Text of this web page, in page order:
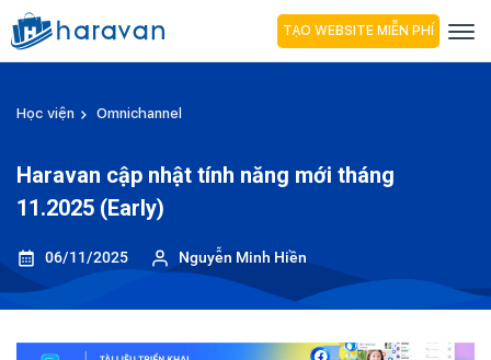
TẠO WEBSITE MIỄN PHÍ
Học viện Omnichannel
Haravan cập nhật tính năng mới tháng
11.2025 (Early)
06/11/2025 Nguyễn Minh Hiền